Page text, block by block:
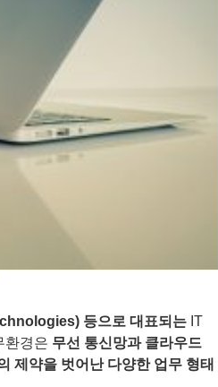
등으로 대표되는 IT
환경은 무선 통신망과 클라우드
제약을 벗어난 다양한 업무 형태